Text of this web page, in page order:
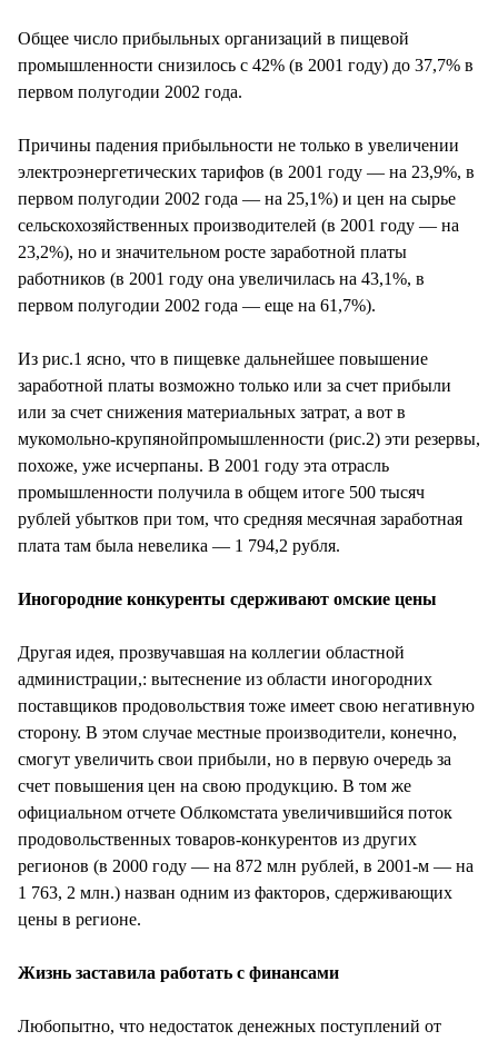
Общее число прибыльных организаций в пищевой
промышленности снизилось с 42% (в 2001 году) до 37,7% в
первом полугодии 2002 года.
Причины падения прибыльности не только в увеличении
электроэнергетических тарифов (в 2001 году — на 23,9%, в
первом полугодии 2002 года — на 25,1%) и цен на сырье
сельскохозяйственных производителей (в 2001 году — на
23,2%), но и значительном росте заработной платы
работников (в 2001 году она увеличилась на 43,1%, в
первом полугодии 2002 года — еще на 61,7%).
Из рис.1 ясно, что в пищевке дальнейшее повышение
заработной платы возможно только или за счет прибыли
или за счет снижения материальных затрат, а вот в
мукомольно-крупянойпромышленности (рис.2) эти резервы,
похоже, уже исчерпаны. В 2001 году эта отрасль
промышленности получила в общем итоге 500 тысяч
рублей убытков при том, что средняя месячная заработная
плата там была невелика — 1 794,2 рубля.
Иногородние конкуренты сдерживают омские цены
Другая идея, прозвучавшая на коллегии областной
администрации,: вытеснение из области иногородних
поставщиков продовольствия тоже имеет свою негативную
сторону. В этом случае местные производители, конечно,
смогут увеличить свои прибыли, но в первую очередь за
счет повышения цен на свою продукцию. В том же
официальном отчете Облкомстата увеличившийся поток
продовольственных товаров-конкурентов из других
регионов (в 2000 году — на 872 млн рублей, в 2001-м — на
1 763, 2 млн.) назван одним из факторов, сдерживающих
цены в регионе.
Жизнь заставила работать с финансами
Любопытно, что недостаток денежных поступлений от